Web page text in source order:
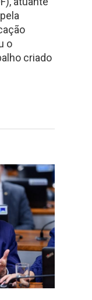
o
criado